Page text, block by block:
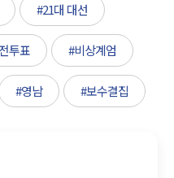
#21대 대선
투표 #비상계엄
#영남 #보수결집